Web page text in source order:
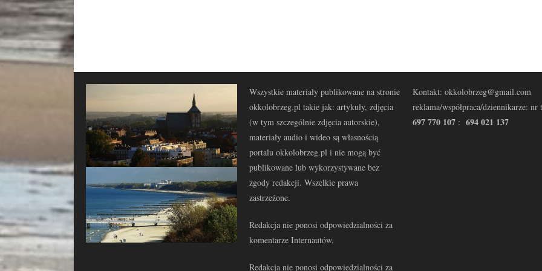
Wszystkie materiały publikowane na stronie
okkolobrzeg.pl takie jak: artykuły, zdjęcia
(w tym szczególnie zdjęcia autorskie),
materiały audio i wideo są własnością
portalu okkolobrzeg.pl i nie mogą być
publikowane lub wykorzystywane bez
zgody redakcji. Wszelkie prawa
zastrzeżone.
Redakcja nie ponosi odpowiedzialności za
komentarze Internautów.
Redakcja nie ponosi odpowiedzialności za
Kontakt: okkolobrzeg@gmail.com
reklama/współpraca/dziennikarze: nr
697 770 107 : 694 021 137